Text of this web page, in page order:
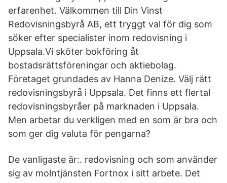
erfarenhet. Välkommen till Din Vinst
Redovisningsbyrå AB, ett tryggt val för dig som
söker efter specialister inom redovisning i
Uppsala.Vi sköter bokföring åt
bostadsrättsföreningar och aktiebolag.
Företaget grundades av Hanna Denize. Välj rätt
redovisningsbyrå i Uppsala. Det finns ett flertal
redovisningsbyråer på marknaden i Uppsala.
Men arbetar du verkligen med en som är bra och
som ger dig valuta för pengarna?
De vanligaste är:. redovisning och som använder
sig av molntjänsten Fortnox i sitt arbete. Det